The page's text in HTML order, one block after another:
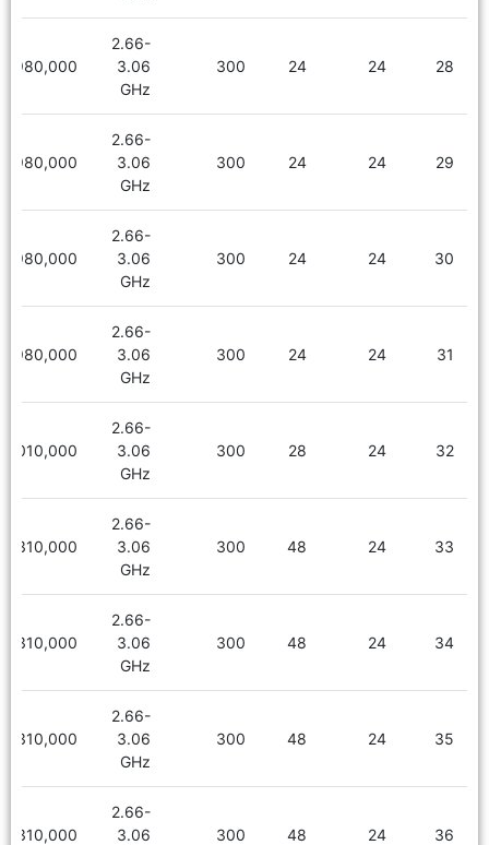
28
24
24
300
2.66-
3.06
GHz
1,980,000
29
24
24
300
2.66-
3.06
GHz
1,980,000
30
24
24
300
2.66-
3.06
GHz
1,980,000
31
24
24
300
2.66-
3.06
GHz
1,980,000
32
24
28
300
2.66-
3.06
GHz
2,010,000
33
24
48
300
2.66-
3.06
GHz
2,310,000
34
24
48
300
2.66-
3.06
GHz
2,310,000
35
24
48
300
2.66-
3.06
GHz
2,310,000
36
24
48
300
2.66-
3.06
2,310,000